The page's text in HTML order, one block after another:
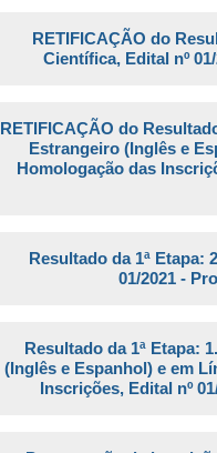
RETIFICAÇÃO do
Científica, Edital nº
RETIFICAÇÃO do
Estrangeiro (Inglês e
Homologação das
Resultado da 1ª Etapa:
01/2021 -
Resultado da 1ª Etapa:
(Inglês e Espanhol) e em
Inscrições, Edital nº